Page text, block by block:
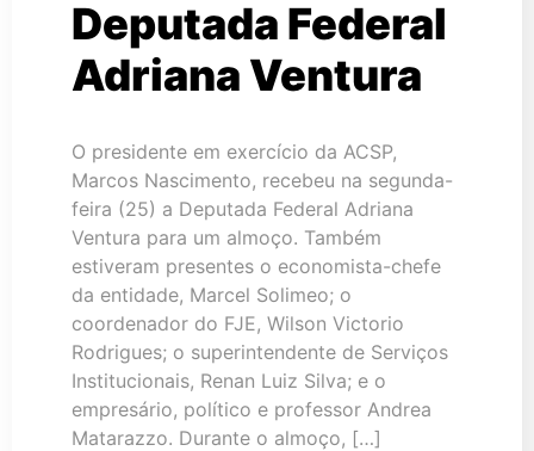
Deputada Federal
Adriana Ventura
O presidente em exercício da ACSP,
Marcos Nascimento, recebeu na segunda-
feira (25) a Deputada Federal Adriana
Ventura para um almoço. Também
estiveram presentes o economista-chefe
da entidade, Marcel Solimeo; o
coordenador do FJE, Wilson Victorio
Rodrigues; o superintendente de Serviços
Institucionais, Renan Luiz Silva; e o
empresário, político e professor Andrea
Matarazzo. Durante o almoço, […]